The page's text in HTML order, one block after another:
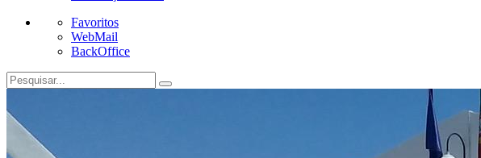
Favoritos
WebMail
BackOffice